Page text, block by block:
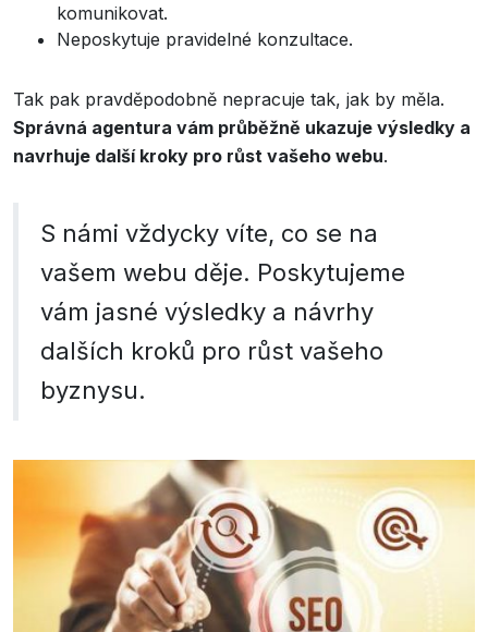
komunikovat.
Neposkytuje pravidelné konzultace.
Tak pak pravděpodobně nepracuje tak, jak by měla.
Správná agentura vám průběžně ukazuje výsledky a
navrhuje další kroky pro růst vašeho webu.
S námi vždycky víte, co se na
vašem webu děje. Poskytujeme
vám jasné výsledky a návrhy
dalších kroků pro růst vašeho
byznysu.